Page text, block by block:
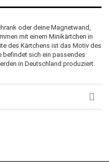
oder deine Magnetwand,
mit einem Minikärtchen in
des Kärtchens ist das Motiv des
befindet sich ein passendes
in Deutschland produziert.